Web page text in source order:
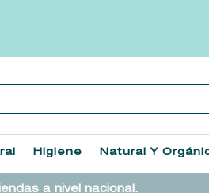
Higiene Natural Y
a nivel nacional.